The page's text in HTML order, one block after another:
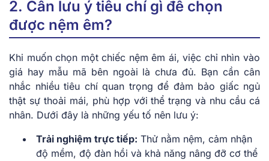
2. Cần lưu ý tiêu chí gì để chọn
được nệm êm?
Khi muốn chọn một chiếc nệm êm ái, việc chỉ nhìn vào
giá hay mẫu mã bên ngoài là chưa đủ. Bạn cần cân
nhắc nhiều tiêu chí quan trọng để đảm bảo giấc ngủ
thật sự thoải mái, phù hợp với thể trạng và nhu cầu cá
nhân. Dưới đây là những yếu tố nên lưu ý:
Trải nghiệm trực tiếp: Thử nằm nệm, cảm nhận
độ mềm, độ đàn hồi và khả năng nâng đỡ cơ thể